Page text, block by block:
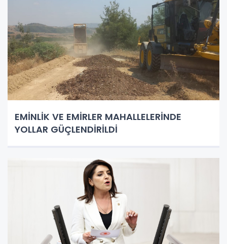
EMİNLİK VE EMİRLER MAHALLELERİNDE
YOLLAR GÜÇLENDİRİLDİ